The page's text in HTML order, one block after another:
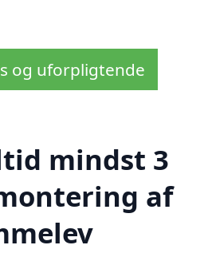
og uforpligtende
mindst 3
af